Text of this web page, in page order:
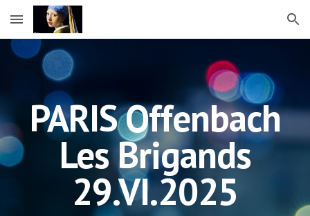
Skip to main content Skip to navigation
PARIS Offenbach
Les Brigands
29.VI.2025